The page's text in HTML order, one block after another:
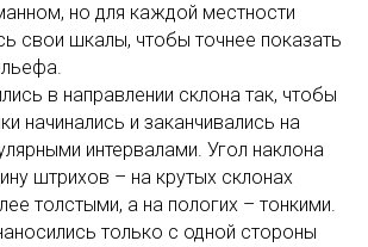
но для каждой местности
свои шкалы, чтобы точнее показать
в направлении склона так, чтобы
начинались и заканчивались на
интервалами. Угол наклона
штрихов – на крутых склонах
толстыми, а на пологих – тонкими.
только с одной стороны